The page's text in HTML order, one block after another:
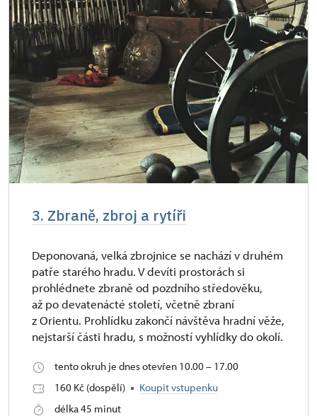
3. Zbraně, zbroj a rytíři
Deponovaná, velká zbrojnice se nachází v druhém
patře starého hradu. V devíti prostorách si
prohlédnete zbraně od pozdního středověku,
až po devatenácté století, včetně zbraní
z Orientu. Prohlídku zakončí návštěva hradní věže,
nejstarší části hradu, s možností vyhlídky do okolí.
tento okruh je dnes otevřen 10.00 – 17.00
160 Kč (dospělí)
Koupit vstupenku
délka 45 minut